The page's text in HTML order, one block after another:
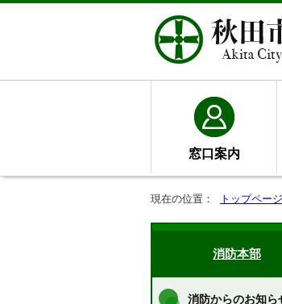
窓口案内
現在の位置： トップページ
消防本部
消防からのお知ら